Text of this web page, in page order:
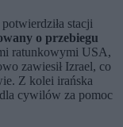
stacji
o przebiegu
ratunkowymi USA,
zawiesił Izrael, co
Z kolei irańska
cywilów za pomoc